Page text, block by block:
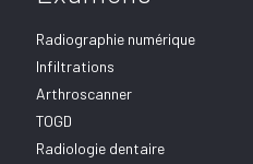
Radiographie numérique
Infiltrations
Arthroscanner
TOGD
Radiologie dentaire